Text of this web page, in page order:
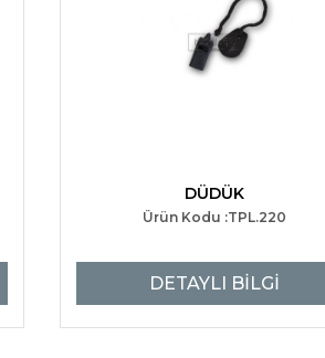
DÜDÜK
Ürün Kodu :TPL.220
DETAYLI BİLGİ